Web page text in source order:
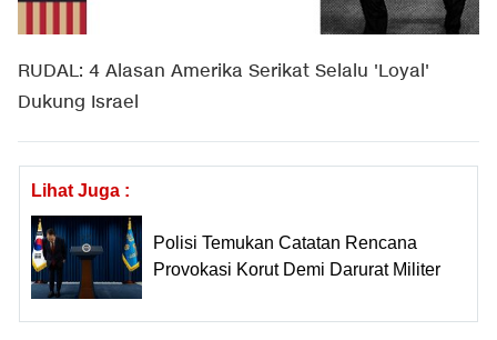
RUDAL: 4 Alasan Amerika Serikat Selalu 'Loyal'
Dukung Israel
Lihat Juga :
Polisi Temukan Catatan Rencana
Provokasi Korut Demi Darurat Militer